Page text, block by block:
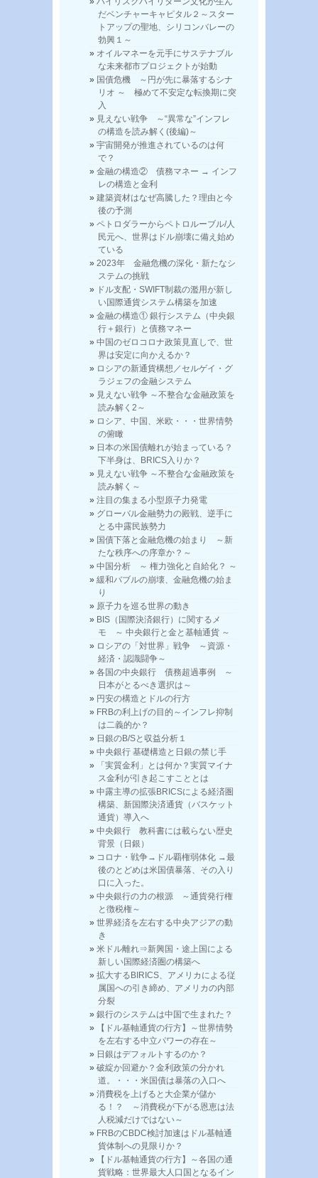
だベンチャーキャピタル２～スター
トアップの聖地、シリコンバレーの
勃興１～
オイルマネーを元手にサステナブル
な未来都市プロジェクトが始動
国債危機 ～円が先に暴落するシナ
リオ ～ 極めて不安定な転換期に突
入
見えない戦争 ～“異常な”インフレ
の構造を読み解く(後編)～
宇宙開発が推進されているのは何
で？
金融の構造② 債務マネー → インフ
レの構造と金利
建築資材はなぜ高騰した？理由と今
後の予測
ペトロダラーからペトロルーブル/人
民元へ、世界はドル崩壊に備え始め
ている
2023年 金融危機の深化・新たなシ
ステムの挑戦
ドル支配・SWIFT制裁の濫用が新し
い国際通貨システム構築を加速
金融の構造① 銀行システム（中央銀
行＋銀行）と債務マネー
中国のゼロコロナ政策見直しで、世
界は安定に向かえるか？
ロシアの新通貨構想／セルゲイ・グ
ラジェフの金融システム
見えない戦争 ～不整合な金融政策を
読み解く2～
ロシア、中国、米欧・・・世界情勢
の俯瞰
日本の米国債離れが始まっている？
下半身は、BRICS入りか？
見えない戦争 ～不整合な金融政策を
読み解く～
注目の集まる小型原子力発電
グローバル金融勢力の殿戦、逆手に
とる中露民族勢力
国債下落と金融危機の始まり ～新
たな秩序への序章か？～
中国分析 ～ 権力強化と自給化？ ～
緩和バブルの崩壊、金融危機の始ま
り
原子力を巡る世界の動き
BIS（国際決済銀行）に関するメ
モ ～ 中央銀行と金と基軸通貨 ～
ロシアの「対世界」戦争 ～資源・
経済・認識闘争～
各国の中央銀行 債務超過事例 ～
日本がとるべき選択は～
円安の構造とドルの行方
FRBの利上げの目的～インフレ抑制
は二義的か？
日銀のB/Sと収益分析１
中央銀行 基礎構造と日銀の禁じ手
「実質金利」とは何か？実質マイナ
ス金利が引き起こすこととは
中露主導の拡張BRICSによる経済圏
構築、新国際決済通貨（バスケット
通貨）導入へ
中央銀行 教科書には載らない歴史
背景（日銀）
コロナ・戦争→ドル覇権弱体化 →最
後のとどめは米国債暴落、その入り
口に入った。
中央銀行の力の根源 ～通貨発行権
と徴税権～
世界経済を左右する中央アジアの動
き
米ドル離れ⇒新興国・途上国による
新しい国際経済圏の構築へ
拡大するBIRICS、アメリカによる従
属国への引き締め、アメリカの内部
分裂
銀行のシステムは中国で生まれた？
【ドル基軸通貨の行方】～世界情勢
を左右する中立パワーの存在～
日銀はデフォルトするのか？
破綻か回避か？金利政策の分かれ
道。・・・米国債は暴落の入口へ
消費税を上げると大企業が儲か
る！？ ～消費税が下がる恩恵は法
人税減だけではない～
FRBのCBDC検討加速はドル基軸通
貨体制への見限りか？
【ドル基軸通貨の行方】～各国の通
貨戦略：世界最大人口国となるイン